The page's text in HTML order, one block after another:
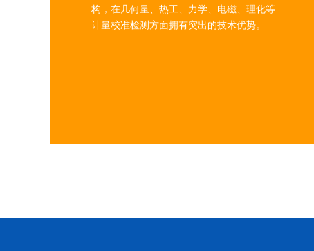
构，在几何量、热工、力学、电磁、理化等
计量校准检测方面拥有突出的技术优势。